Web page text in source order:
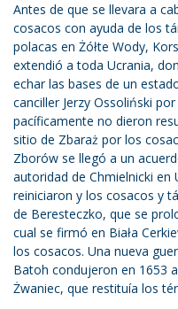
Antes de que se llevara a
cosacos con ayuda de los
polacas en Żółte Wody,
extendió a toda Ucrania,
echar las bases de un
canciller Jerzy Ossoliński
pacíficamente no dieron
sitio de Zbaraż por los
Zborów se llegó a un
autoridad de Chmielnicki en
reiniciaron y los cosacos y
de Beresteczko, que se
cual se firmó en Biała
los cosacos. Una nueva
Batoh condujeron en 1653
Żwaniec, que restituía los